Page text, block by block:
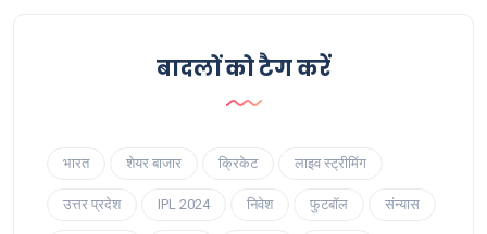
बादलों को टैग करें
भारत शेयर बाजार क्रिकेट लाइव स्ट्रीमिंग
उत्तर प्रदेश IPL 2024 निवेश फुटबॉल संन्यास